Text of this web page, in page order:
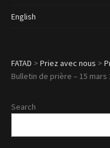
English
FATAD > Priez avec nous >
Bulletin de prière – 15 mars
Search